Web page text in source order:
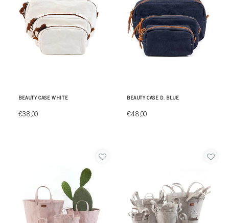
BEAUTY CASE WHITE
€38,00
BEAUTY CASE D. BLUE
€48,00